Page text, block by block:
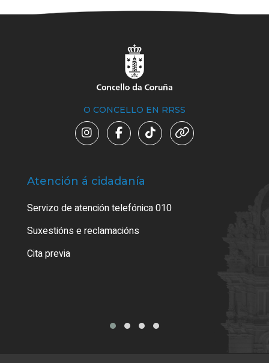
O CONCELLO EN RRSS
Atención á cidadanía
Servizo de atención telefónica 010
Suxestións e reclamacións
Cita previa